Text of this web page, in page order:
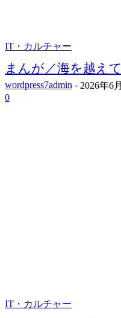
IT・カルチャー
まんが／海を越え
wordpress7admin - 2026年6
0
IT・カルチャー